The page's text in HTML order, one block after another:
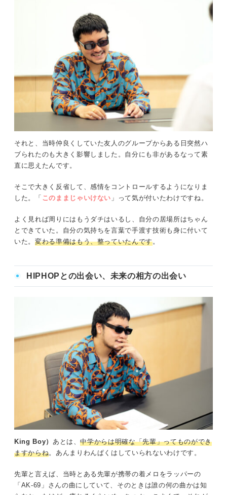
それと、当時仲良くしていた友人のグループからある日突然ハ
ブられたのも大きく影響しました。自分にも非があるなって素
直に思えたんです。
そこで大きく反省して、感情をコントロールするようになりま
した。「 このままじゃいけない 」って気が付いたわけですね。
よく見れば周りにはもうダチはいるし、自分の居場所はちゃん
とできていた。自分の気持ちを言葉で手渡す技術も身に付いて
いた。 変わる準備はもう、整っていたんです。
HIPHOPとの出会い、未来の相方の出会い
King Boy） あとは、中学からは明確な「先輩」ってものができ
ますからね。あんまりわんぱくはしていられないわけです。
先輩と言えば、当時とある先輩が携帯の着メロをラッパーの
「AK-69」さんの曲にしていて、そのときは誰の何の曲かは知